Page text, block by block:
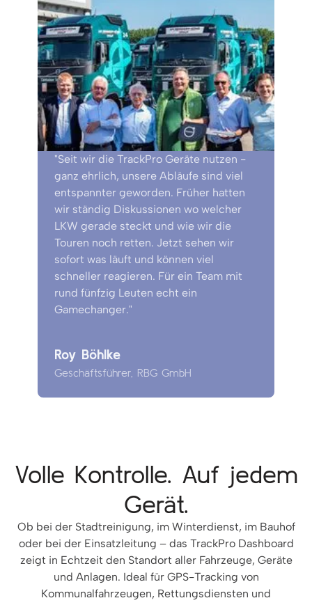
"Seit wir die TrackPro Geräte nutzen -
ganz ehrlich, unsere Abläufe sind viel
entspannter geworden. Früher hatten
wir ständig Diskussionen wo welcher
LKW gerade steckt und wie wir die
Touren noch retten. Jetzt sehen wir
sofort was läuft und können viel
schneller reagieren. Für ein Team mit
rund fünfzig Leuten echt ein
Gamechanger."
Roy Böhlke
Geschäftsführer, RBG GmbH
Volle Kontrolle. Auf jedem
Gerät.
Ob bei der Stadtreinigung, im Winterdienst, im Bauhof
oder bei der Einsatzleitung – das TrackPro Dashboard
zeigt in Echtzeit den Standort aller Fahrzeuge, Geräte
und Anlagen. Ideal für GPS-Tracking von
Kommunalfahrzeugen, Rettungsdiensten und